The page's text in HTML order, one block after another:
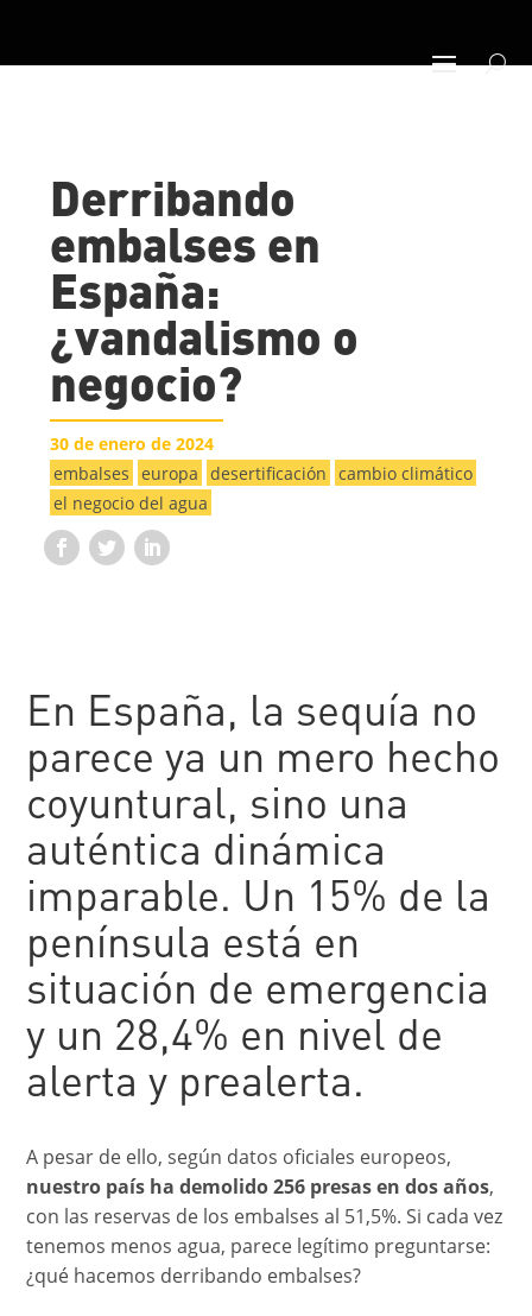
Derribando
embalses en
España:
¿vandalismo o
negocio?
30 de enero de 2024
embalses
europa desertificación
cambio climático
el negocio del agua
En España, la sequía no
parece ya un mero hecho
coyuntural, sino una
auténtica dinámica
imparable. Un 15% de la
península está en
situación de emergencia
y un 28,4% en nivel de
alerta y prealerta.
A pesar de ello, según datos oficiales europeos,
nuestro país ha demolido 256 presas en dos años,
con las reservas de los embalses al 51,5%. Si cada vez
tenemos menos agua, parece legítimo preguntarse:
¿qué hacemos derribando embalses?